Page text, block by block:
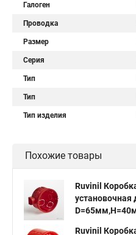
Галоген
Проводка
Размер
Серия
Тип
Тип
Тип изделия
Похожие товары
Ruvinil
установочная
Ruvinil